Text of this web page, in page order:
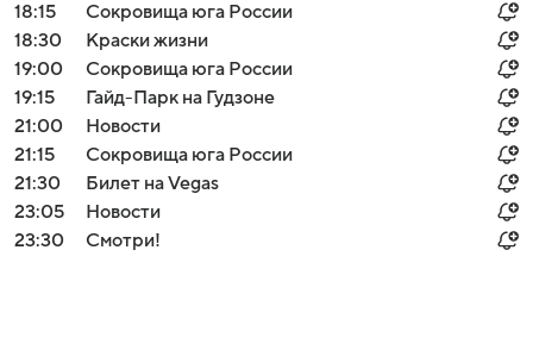
18:15
Сокровища юга России
18:30
Краски жизни
19:00
Сокровища юга России
19:15
Гайд-Парк на Гудзоне
21:00
Новости
21:15
Сокровища юга России
21:30
Билет на Vegas
23:05
Новости
23:30
Смотри!